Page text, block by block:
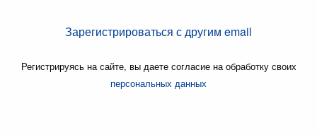
Зарегистрироваться с другим email
Регистрируясь на сайте, вы даете согласие на обработку своих
персональных данных